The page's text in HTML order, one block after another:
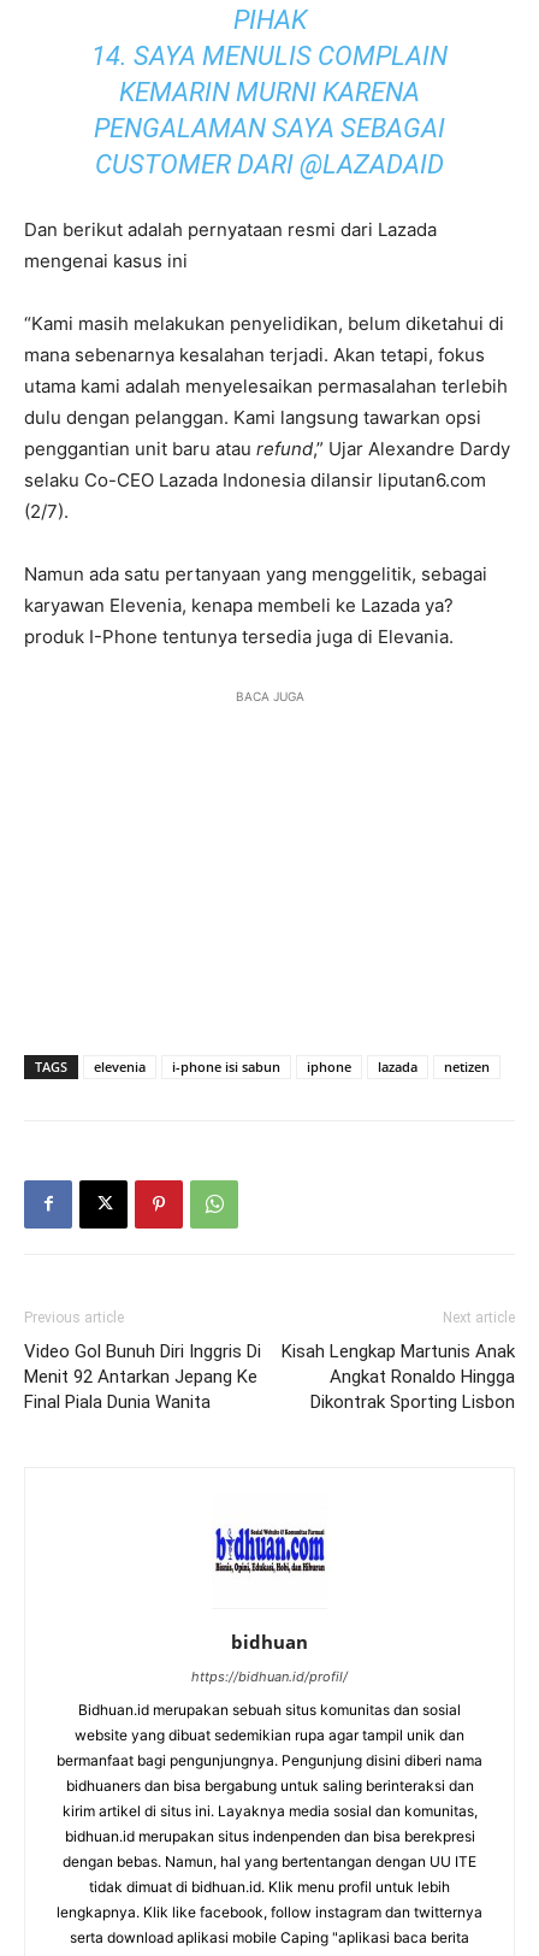
PIHAK
14. SAYA MENULIS COMPLAIN
KEMARIN MURNI KARENA
PENGALAMAN SAYA SEBAGAI
CUSTOMER DARI @LAZADAID
Dan berikut adalah pernyataan resmi dari Lazada
mengenai kasus ini
“Kami masih melakukan penyelidikan, belum diketahui di
mana sebenarnya kesalahan terjadi. Akan tetapi, fokus
utama kami adalah menyelesaikan permasalahan terlebih
dulu dengan pelanggan. Kami langsung tawarkan opsi
penggantian unit baru atau refund,” Ujar Alexandre Dardy
selaku Co-CEO Lazada Indonesia dilansir liputan6.com
(2/7).
Namun ada satu pertanyaan yang menggelitik, sebagai
karyawan Elevenia, kenapa membeli ke Lazada ya?
produk I-Phone tentunya tersedia juga di Elevania.
BACA JUGA
TAGS elevenia i-phone isi sabun iphone lazada netizen
Previous article
Video Gol Bunuh Diri Inggris Di
Menit 92 Antarkan Jepang Ke
Final Piala Dunia Wanita
Next article
Kisah Lengkap Martunis Anak
Angkat Ronaldo Hingga
Dikontrak Sporting Lisbon
bidhuan
https://bidhuan.id/profil/
Bidhuan.id merupakan sebuah situs komunitas dan sosial
website yang dibuat sedemikian rupa agar tampil unik dan
bermanfaat bagi pengunjungnya. Pengunjung disini diberi nama
bidhuaners dan bisa bergabung untuk saling berinteraksi dan
kirim artikel di situs ini. Layaknya media sosial dan komunitas,
bidhuan.id merupakan situs indenpenden dan bisa berekpresi
dengan bebas. Namun, hal yang bertentangan dengan UU ITE
tidak dimuat di bidhuan.id. Klik menu profil untuk lebih
lengkapnya. Klik like facebook, follow instagram dan twitternya
serta download aplikasi mobile Caping "aplikasi baca berita